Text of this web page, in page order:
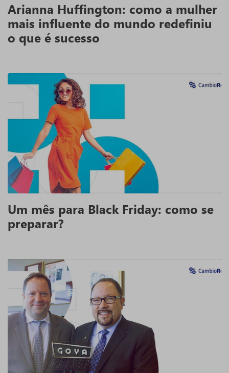
Arianna Huffington: como a mulher
mais influente do mundo redefiniu
o que é sucesso
Um mês para Black Friday: como se
preparar?